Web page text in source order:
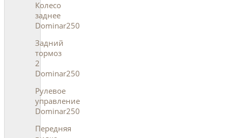
Колесо
заднее
Dominar250
Задний
тормоз
2
Dominar250
Рулевое
управление
Dominar250
Передняя